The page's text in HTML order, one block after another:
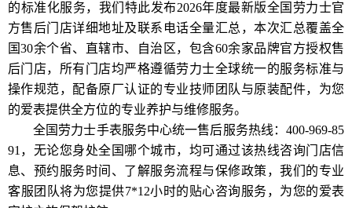
的标准化服务，我们特此发布2026年度最新版全国劳力士官
方售后门店详细地址及联系电话全量汇总，本次汇总覆盖全
国30余个省、直辖市、自治区，包含60余家品牌官方授权售
后门店，所有门店均严格遵循劳力士全球统一的服务标准与
操作规范，配备原厂认证的专业技师团队与原装配件，为您
的爱表提供全方位的专业养护与维修服务。
全国劳力士手表服务中心统一售后服务热线：400-969-85
91，无论您身处全国哪个城市，均可通过该热线咨询门店信
息、预约服务时间、了解服务流程与保修政策，我们的专业
客服团队将为您提供7*12小时的贴心咨询服务，为您的爱表